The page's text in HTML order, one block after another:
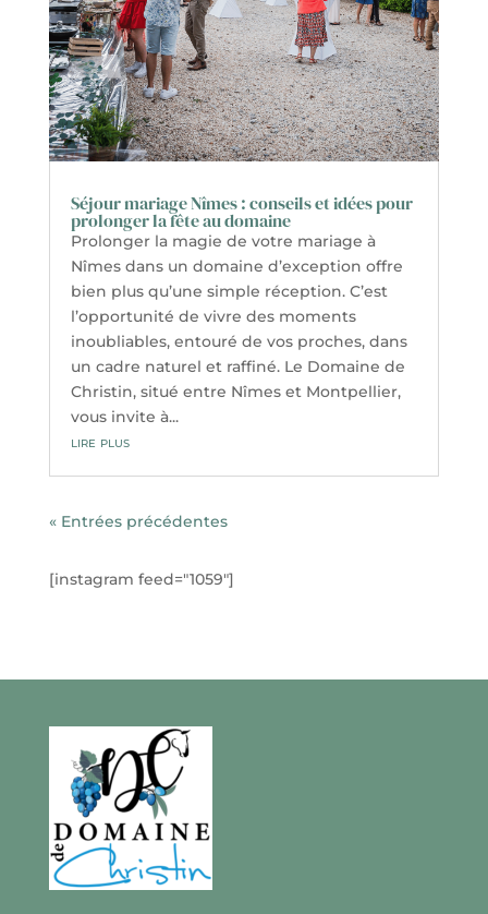
Séjour mariage Nîmes : conseils et idées pour
prolonger la fête au domaine
Prolonger la magie de votre mariage à
Nîmes dans un domaine d’exception offre
bien plus qu’une simple réception. C’est
l’opportunité de vivre des moments
inoubliables, entouré de vos proches, dans
un cadre naturel et raffiné. Le Domaine de
Christin, situé entre Nîmes et Montpellier,
vous invite à...
lire plus
« Entrées précédentes
[instagram feed="1059"]